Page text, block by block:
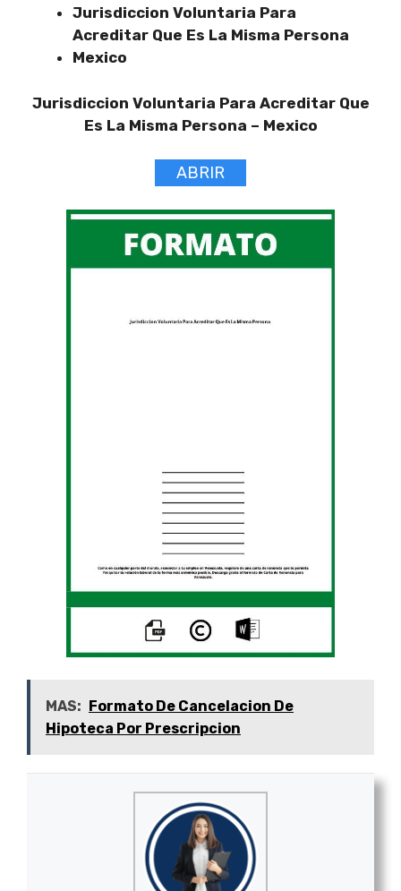
Jurisdiccion Voluntaria Para
Acreditar Que Es La Misma Persona
Mexico
Jurisdiccion Voluntaria Para Acreditar Que
Es La Misma Persona – Mexico
ABRIR
MAS: Formato De Cancelacion De
Hipoteca Por Prescripcion